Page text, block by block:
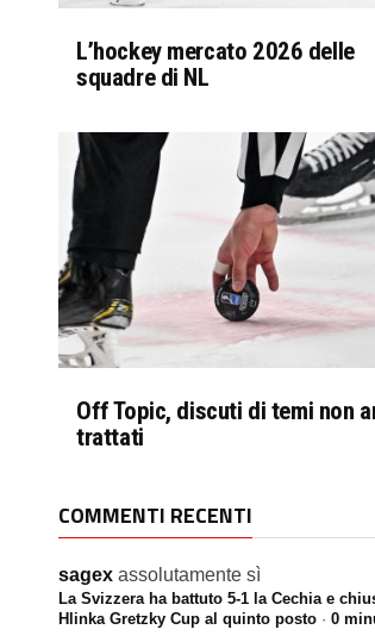
L’hockey mercato 2026 delle
squadre di NL
Off Topic, discuti di temi non
trattati
COMMENTI RECENTI
sagex assolutamente sì
La Svizzera ha battuto 5-1 la Cechia e
Hlinka Gretzky Cup al quinto posto · 0